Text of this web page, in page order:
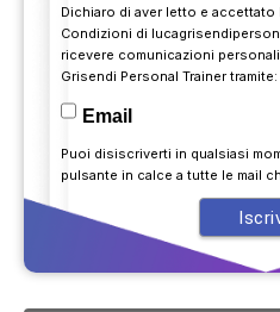
Dichiaro di aver letto e accettato
Condizioni di
ricevere comunicazioni
Grisendi Personal Trainer tramite:
Email
Puoi disiscriverti in qualsiasi
pulsante in calce a tutte le mail